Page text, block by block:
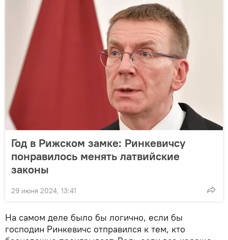
Год в Рижском замке: Ринкевичсу
понравилось менять латвийские
законы
29 июня 2024, 13:41
На самом деле было бы логично, если бы
господин Ринкевичс отправился к тем, кто